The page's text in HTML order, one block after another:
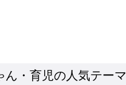
ん・育児の人気テーマ